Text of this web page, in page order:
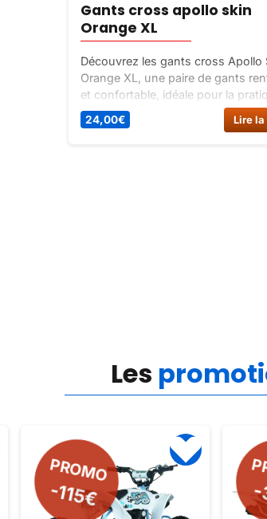
Gants cross apollo skin
Orange XL
Découvrez les gants cross Apollo
Orange XL, une paire de gants
et confortable, idéale pour la
motocross. Disponible en 5 tailles
couleurs.
24,00€ Lire
Les
PROMO
-115€ -